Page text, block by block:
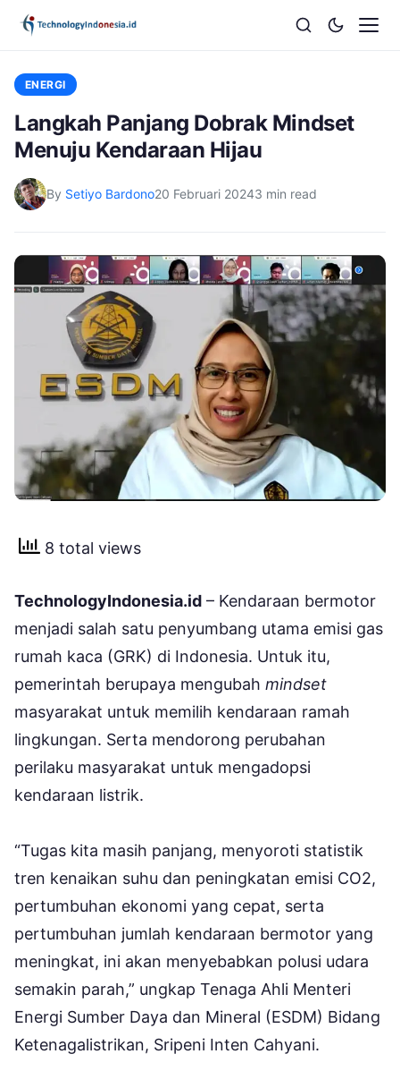
ENERGI
Langkah Panjang Dobrak Mindset
Menuju Kendaraan Hijau
By Setiyo Bardono20 Februari 20243 min read
8 total views
TechnologyIndonesia.id – Kendaraan bermotor
menjadi salah satu penyumbang utama emisi gas
rumah kaca (GRK) di Indonesia. Untuk itu,
pemerintah berupaya mengubah mindset
masyarakat untuk memilih kendaraan ramah
lingkungan. Serta mendorong perubahan
perilaku masyarakat untuk mengadopsi
kendaraan listrik.
“Tugas kita masih panjang, menyoroti statistik
tren kenaikan suhu dan peningkatan emisi CO2,
pertumbuhan ekonomi yang cepat, serta
pertumbuhan jumlah kendaraan bermotor yang
meningkat, ini akan menyebabkan polusi udara
semakin parah,” ungkap Tenaga Ahli Menteri
Energi Sumber Daya dan Mineral (ESDM) Bidang
Ketenagalistrikan, Sripeni Inten Cahyani.